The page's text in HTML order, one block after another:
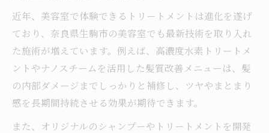
近年、美容室で体験できるトリートメントは進化を遂げ
ており、奈良県生駒市の美容室でも最新技術を取り入れ
た施術が増えています。例えば、高濃度水素トリートメ
ントやナノスチームを活用した髪質改善メニューは、髪
の内部ダメージまでしっかりと補修し、ツヤやまとまり
感を長期間持続させる効果が期待できます。
また、オリジナルのシャンプーやトリートメントを開発